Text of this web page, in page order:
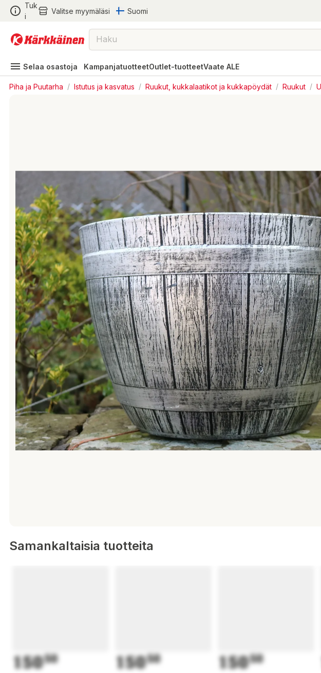
Tuk
i
Valitse myymäläsi Suomi
Selaa osastoja KampanjatuotteetOutlet-tuotteetVaate ALE
Piha ja Puutarha / Istutus ja kasvatus / Ruukut, kukkalaatikot ja kukkapöydät / Ruukut /
Samankaltaisia tuotteita
15050 15050 15050